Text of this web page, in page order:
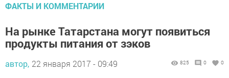
ФАКТЫ И КОММЕНТАРИИ
На рынке Татарстана могут появиться
продукты питания от зэков
автор, 22 января 2017 - 09:49 825 0 0